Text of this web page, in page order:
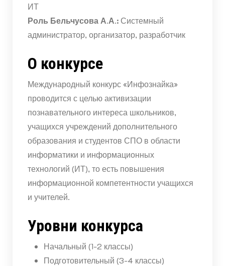
ИТ
Роль Бельчусова А.А.:Системный
администратор, организатор, разработчик
О конкурсе
Международный конкурс «Инфознайка»
проводится с целью активизации
познавательного интереса школьников,
учащихся учреждений дополнительного
образования и студентов СПО в области
информатики и информационных
технологий (ИТ), то есть повышения
информационной компетентности учащихся
и учителей.
Уровни конкурса
Начальный (1-2 классы)
Подготовительный (3-4 классы)